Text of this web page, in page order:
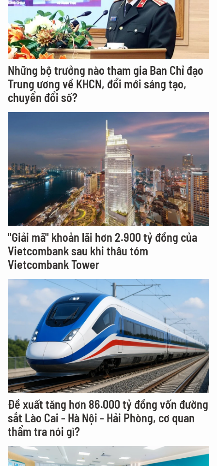
Những bộ trưởng nào tham gia Ban Chỉ đạo
Trung ương về KHCN, đổi mới sáng tạo,
chuyển đổi số?
"Giải mã" khoản lãi hơn 2.900 tỷ đồng của
Vietcombank sau khi thâu tóm
Vietcombank Tower
Đề xuất tăng hơn 86.000 tỷ đồng vốn đường
sắt Lào Cai - Hà Nội - Hải Phòng, cơ quan
thẩm tra nói gì?